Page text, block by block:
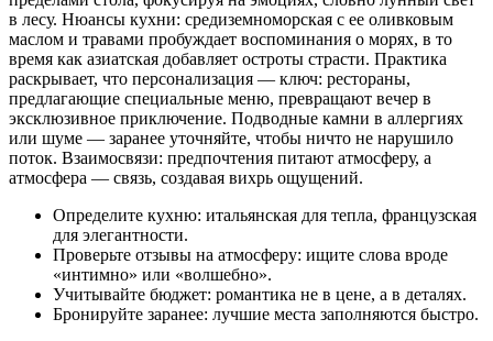
в лесу. Нюансы кухни: средиземноморская с ее оливковым
маслом и травами пробуждает воспоминания о морях, в то
время как азиатская добавляет остроты страсти. Практика
раскрывает, что персонализация — ключ: рестораны,
предлагающие специальные меню, превращают вечер в
эксклюзивное приключение. Подводные камни в аллергиях
или шуме — заранее уточняйте, чтобы ничто не нарушило
поток. Взаимосвязи: предпочтения питают атмосферу, а
атмосфера — связь, создавая вихрь ощущений.
Определите кухню: итальянская для тепла, французская
для элегантности.
Проверьте отзывы на атмосферу: ищите слова вроде
«интимно» или «волшебно».
Учитывайте бюджет: романтика не в цене, а в деталях.
Бронируйте заранее: лучшие места заполняются быстро.